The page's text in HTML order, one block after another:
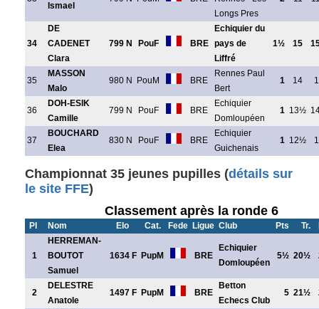
Ismael
Longs Pres
34
DE
CADENET
Clara
799 N PouF BRE
Echiquier du
pays de
Liffré
1½ 15
35
MASSON
Malo
980 N PouM BRE
Rennes Paul
Bert
1 14
36
DOH-ESIK
Camille
799 N PouF BRE
Echiquier
Domloupéen
1 13½
37
BOUCHARD
Elea
830 N PouF BRE
Echiquier
Guichenais
1 12½
Championnat 35 jeunes pupilles (détails sur
le site FFE)
Classement après la ronde 6
Pl Nom Elo Cat. Fede Ligue Club Pts Tr.
1
HERREMAN-
BOUTOT
Samuel
1634 F PupM BRE
Echiquier
Domloupéen
5½ 20½
2
DELESTRE
Anatole
1497 F PupM BRE
Betton
Echecs Club
5 21½